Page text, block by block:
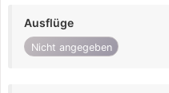
Ausflüge
Nicht angegeben